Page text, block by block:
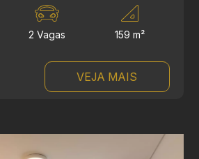
2 Vagas 159 m²
VEJA MAIS